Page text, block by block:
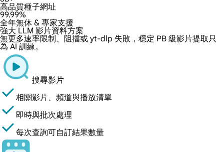
高品質種子網址
99.99%
全年無休 & 專家支援
強大 LLM 影片資料方案
無更多速率限制、阻擋或 yt-dlp 失敗，穩定 PB 級影片提取只
為 AI 訓練。
搜尋影片
相關影片、頻道與播放清單
即時與批次處理
每次查詢可自訂結果數量